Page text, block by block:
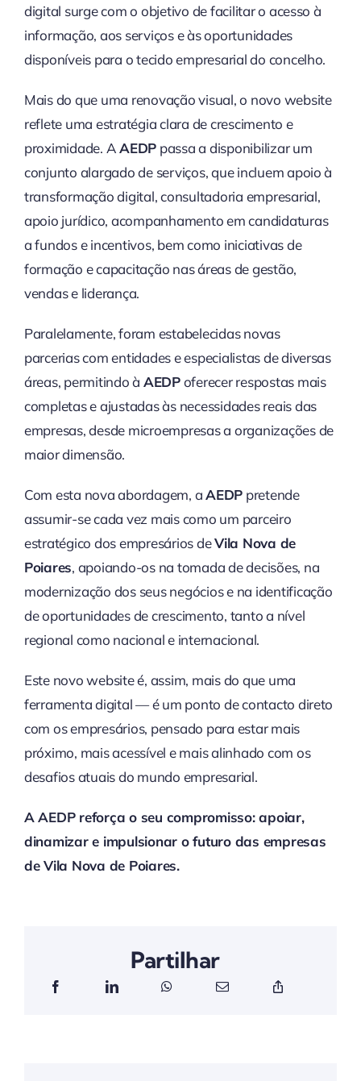
digital surge com o objetivo de facilitar o acesso à
informação, aos serviços e às oportunidades
disponíveis para o tecido empresarial do concelho.
Mais do que uma renovação visual, o novo website
reflete uma estratégia clara de crescimento e
proximidade. AAEDP passa a disponibilizar um
conjunto alargado de serviços, que incluem apoio à
transformação digital, consultadoria empresarial,
apoio jurídico, acompanhamento em candidaturas
a fundos e incentivos, bem como iniciativas de
formação e capacitação nas áreas de gestão,
vendas e liderança.
Paralelamente, foram estabelecidas novas
parcerias com entidades e especialistas de diversas
áreas, permitindo à AEDPoferecer respostas mais
completas e ajustadas às necessidades reais das
empresas, desde microempresas a organizações de
maior dimensão.
Com esta nova abordagem, aAEDP pretende
assumir-se cada vez mais como um parceiro
estratégico dos empresários deVila Nova de
Poiares, apoiando-os na tomada de decisões, na
modernização dos seus negócios e na identificação
de oportunidades de crescimento, tanto a nível
regional como nacional e internacional.
Este novo website é, assim, mais do que uma
ferramenta digital — é um ponto de contacto direto
com os empresários, pensado para estar mais
próximo, mais acessível e mais alinhado com os
desafios atuais do mundo empresarial.
A AEDP reforça o seu compromisso: apoiar,
dinamizar e impulsionar o futuro das empresas
de Vila Nova de Poiares.
Partilhar